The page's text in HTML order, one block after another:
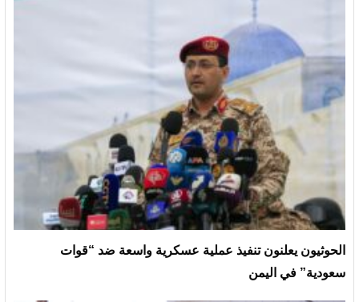
الحوثيون يعلنون تنفيذ عملية عسكرية واسعة ضد “قوات
سعودية” في اليمن